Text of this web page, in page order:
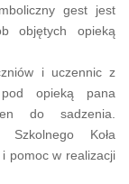
gest jest
objętych opieką
i uczennic z
opieką pana
do sadzenia.
Szkolnego Koła
pomoc w realizacji